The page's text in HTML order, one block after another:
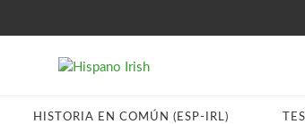
HISTORIA EN COMÚN (ESP-IRL)